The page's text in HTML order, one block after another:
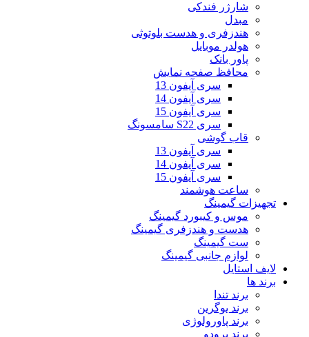
شارژر فندکی
مبدل
هندزفری و هدست بلوتوثی
هولدر موبایل
پاور بانک
محافظ صفحه نمایش
سری آیفون 13
سری آیفون 14
سری آیفون 15
سری S22 سامسونگ
قاب گوشی
سری آیفون 13
سری آیفون 14
سری آیفون 15
ساعت هوشمند
تجهیزات گیمینگ
موس و کیبورد گیمینگ
هدست و هندزفری گیمینگ
ست گیمینگ
لوازم جانبی گیمینگ
لایف استایل
برند ها
برند تندا
برند یوگرین
برند پاورولوژی
برند پرودو